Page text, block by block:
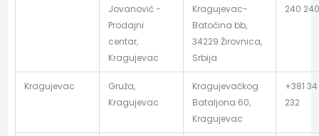
Jovanović -
Prodajni
centar,
Kragujevac
Kragujevac-
Batočina bb,
34229 Žirovnica,
Srbija
240 240
Kragujevac
Gruža,
Kragujevac
Kragujevačkog
Bataljona 60,
Kragujevac
+381
232